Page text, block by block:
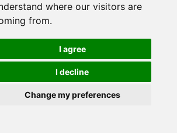
where our visitors are
from.
I agree
I decline
Change my preferences
х
а
цвећа Ииву
Ииву